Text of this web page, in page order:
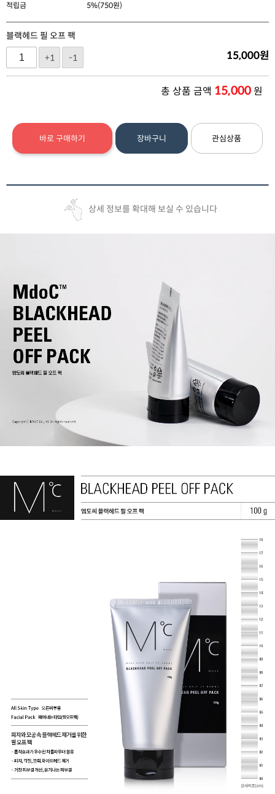
적립금
5%(750원)
블랙헤드 필 오프 팩
+1
-1 15,000원
총 상품 금액 15,000원
바로 구매하기 장바구니 관심상품
상세 정보를 확대해 보실 수 있습니다